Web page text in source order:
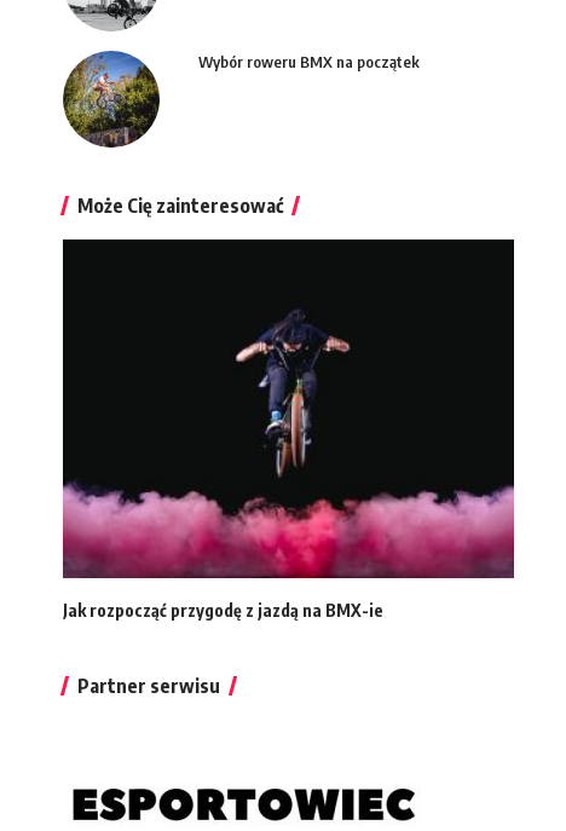
Wybór roweru BMX na początek
Może Cię zainteresować
Jak rozpocząć przygodę z jazdą na BMX-ie
Partner serwisu